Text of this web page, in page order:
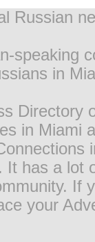
Russian
speaking
in
Directory
in Miami
It has a
If
your